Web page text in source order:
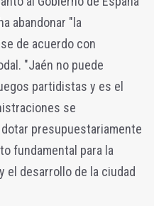
abandonar "la
de acuerdo con
"Jaén no puede
partidistas y es el
se
presupuestariamente
fundamental para la
el desarrollo de la ciudad